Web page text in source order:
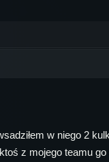
w niego 2
z mojego teamu go